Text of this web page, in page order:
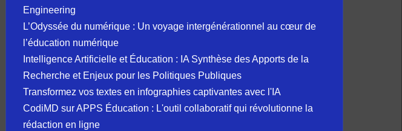
Engineering
L’Odyssée du numérique : Un voyage intergénérationnel au cœur de
l’éducation numérique
Intelligence Artificielle et Éducation : IA Synthèse des Apports de la
Recherche et Enjeux pour les Politiques Publiques
Transformez vos textes en infographies captivantes avec l'IA
CodiMD sur APPS Éducation : L'outil collaboratif qui révolutionne la
rédaction en ligne